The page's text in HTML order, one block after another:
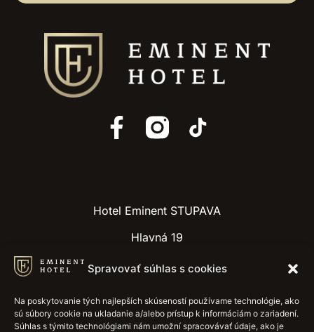
Spravovať súhlas s cookies
Na poskytovanie tých najlepších skúseností používame technológie, ako
sú súbory cookie na ukladanie a/alebo prístup k informáciám o zariadení.
Súhlas s týmito technológiami nám umožní spracovávať údaje, ako je
Hotel Eminent STUPAVA
Hlavná 19
E-mail:recepcia@hotel-eminent.sk